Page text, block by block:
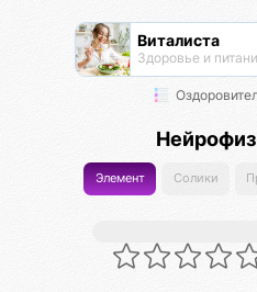
Виталиста
Здоровье и
Элемент Солики